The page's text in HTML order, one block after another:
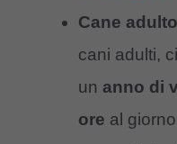
Cane adulto
cani adulti,
un anno di
ore al